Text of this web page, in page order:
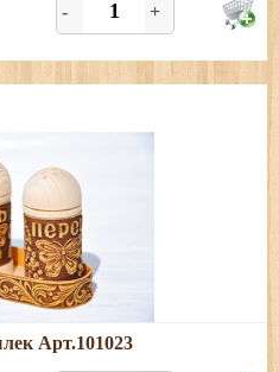
+ подставка
- +
+ подставка
Арт.101023